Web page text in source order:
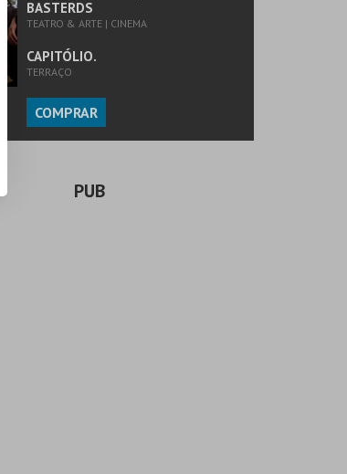
BASTERDS
TEATRO & ARTE | CINEMA
CAPITÓLIO.
TERRAÇO
COMPRAR
PUB